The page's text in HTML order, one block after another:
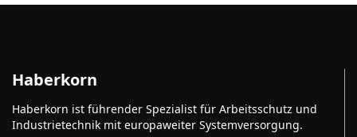
Haberkorn
Haberkorn ist führender Spezialist für Arbeitsschutz und
Industrietechnik mit europaweiter Systemversorgung.